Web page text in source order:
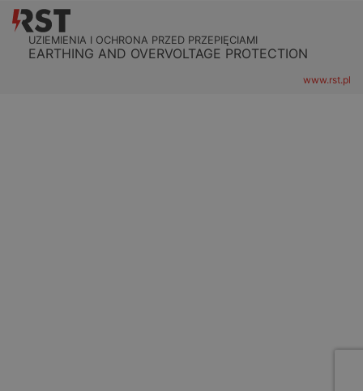
UZIEMIENIA I OCHRONA PRZED PRZEPIĘCIAMI
EARTHING AND OVERVOLTAGE PROTECTION
www.rst.pl